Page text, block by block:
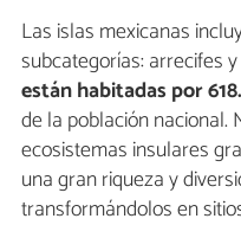
Las islas mexicanas
subcategorías: arrecifes
están habitadas por
de la población nacional.
ecosistemas insulares
una gran riqueza y
transformándolos en